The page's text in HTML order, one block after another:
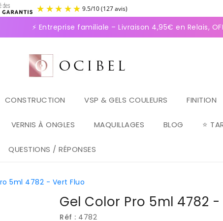
⚡ Entreprise familiale – Livraison 4,95€ en Relais,
CONSTRUCTION VSP & GELS COULEURS FINITION
VERNIS À ONGLES MAQUILLAGES BLOG ⭐
QUESTIONS / RÉPONSES
5ml 4782 - Vert Fluo
Gel Color Pro 5ml 4782
Réf : 4782